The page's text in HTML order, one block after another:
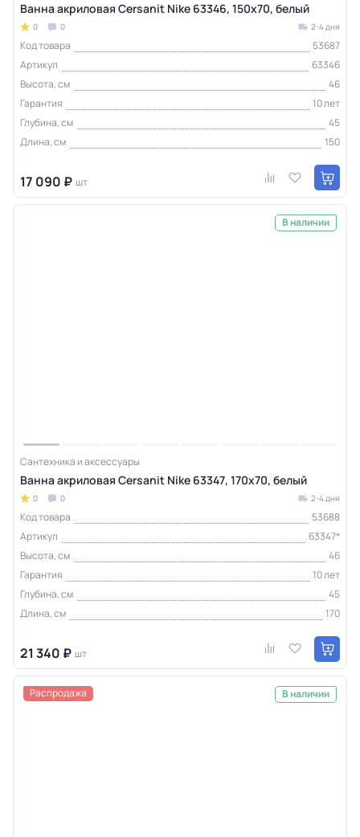
Ванна акриловая Cersanit Nike 63346, 150x70, белый
0 0 2-4 дня
Код товара
53687
Артикул
63346
Высота, см
46
Гарантия
10 лет
Глубина, см
45
Длина, см
150
17 090 ₽ шт
В наличии
Сантехника и аксессуары
Ванна акриловая Cersanit Nike 63347, 170x70, белый
0 0 2-4 дня
Код товара
53688
Артикул
63347*
Высота, см
46
Гарантия
10 лет
Глубина, см
45
Длина, см
170
21 340 ₽ шт
Распродажа В наличии